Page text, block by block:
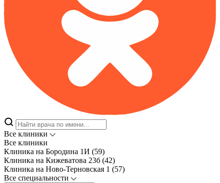
Все клиники
Все клиники
Клиника на Бородина 1И (59)
Клиника на Кижеватова 23б (42)
Клиника на Ново-Терновская 1 (57)
Все специальности